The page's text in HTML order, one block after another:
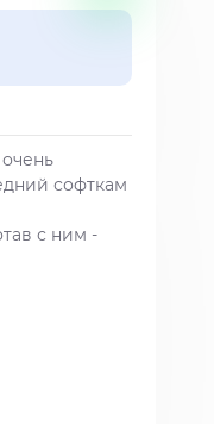
софткам
с ним -